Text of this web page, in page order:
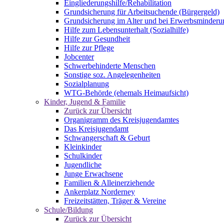
Eingliederungshilfe/Rehabilitation
Grundsicherung für Arbeitsuchende (Bürgergeld)
Grundsicherung im Alter und bei
Hilfe zum Lebensunterhalt (Sozialhilfe)
Hilfe zur Gesundheit
Hilfe zur Pflege
Jobcenter
Schwerbehinderte Menschen
Sonstige soz. Angelegenheiten
Sozialplanung
WTG-Behörde (ehemals Heimaufsicht)
Kinder, Jugend & Familie
Zurück zur Übersicht
Organigramm des Kreisjugendamtes
Das Kreisjugendamt
Schwangerschaft & Geburt
Kleinkinder
Schulkinder
Jugendliche
Junge Erwachsene
Familien & Alleinerziehende
Ankerplatz Norderney
Freizeitstätten, Träger & Vereine
Schule/Bildung
Zurück zur Übersicht